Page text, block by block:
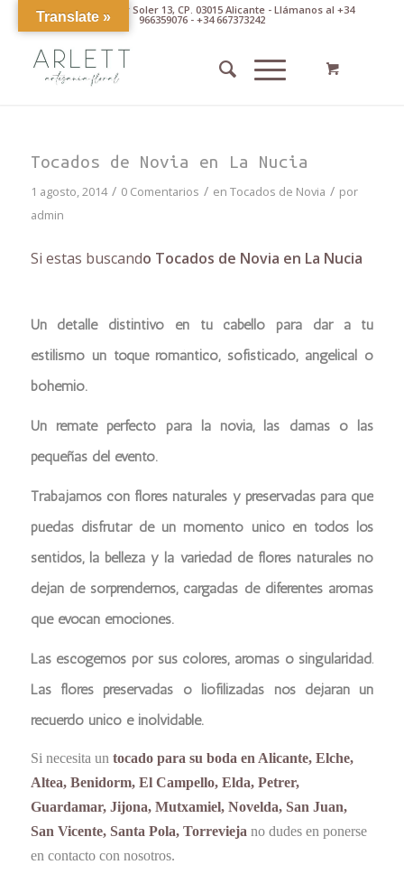
Av. Pintor Xavier Soler 13, CP. 03015 Alicante - Llámanos al +34
966359076 - +34 667373242
Tocados de Novia en La Nucia
1 agosto, 2014 / 0 Comentarios / en Tocados de Novia / por
admin
Si estas buscando Tocados de Novia en La Nucia
Un detalle distintivo en tu cabello para dar a tu
estilismo un toque romántico, sofisticado, angelical o
bohemio.
Un remate perfecto para la novia, las damas o las
pequeñas del evento.
Trabajamos con flores naturales y preservadas para que
puedas disfrutar de un momento único en todos los
sentidos, la belleza y la variedad de flores naturales no
dejan de sorprendernos, cargadas de diferentes aromas
que evocan emociones.
Las escogemos por sus colores, aromas o singularidad.
Las flores preservadas o liofilizadas nos dejaran un
recuerdo único e inolvidable.
Si necesita un tocado para su boda en Alicante, Elche,
Altea, Benidorm, El Campello, Elda, Petrer,
Guardamar, Jijona, Mutxamiel, Novelda, San Juan,
San Vicente, Santa Pola, Torrevieja no dudes en ponerse
en contacto con nosotros.
Translate »